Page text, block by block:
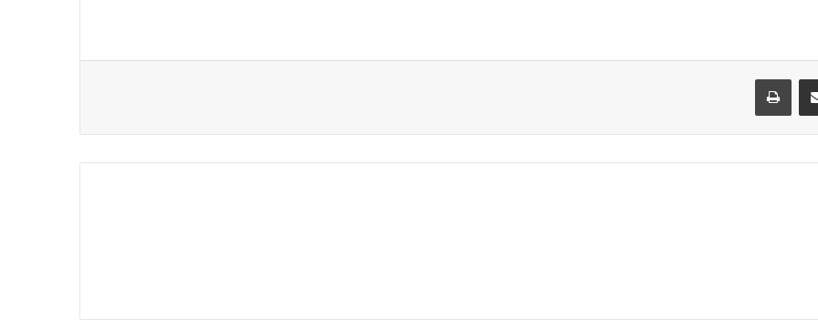
از طریق ایمیل به اشتراک بگذارید پرینت